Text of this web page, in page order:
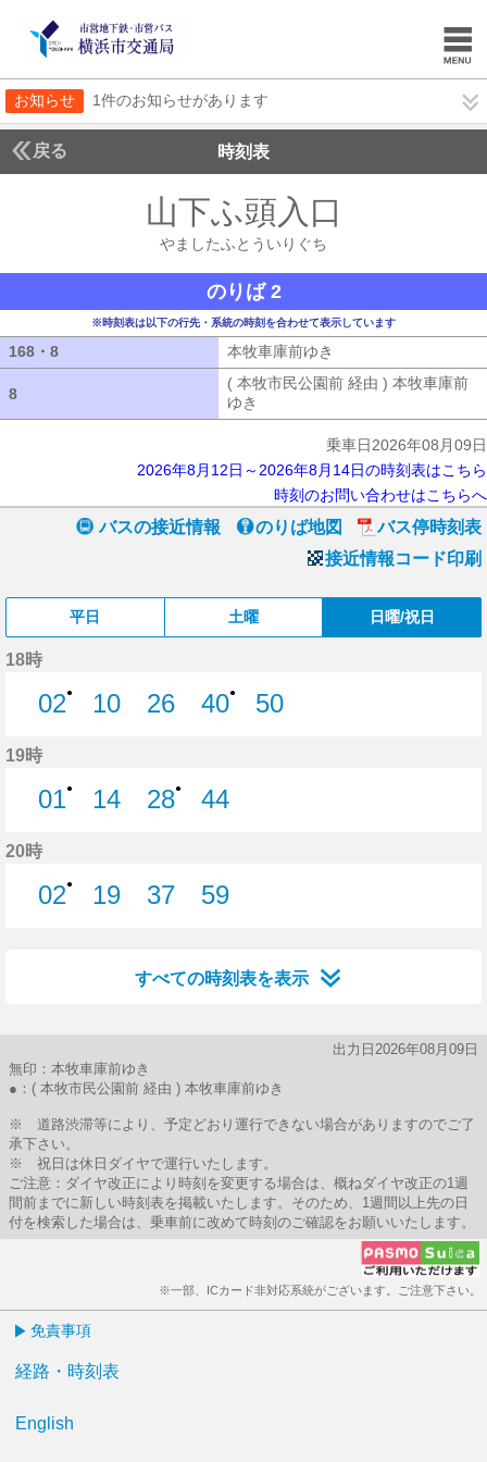
お知らせ 1件のお知らせがあります
戻る 時刻表
山下ふ頭入口
やましたふとういりぐち
のりば 2
※時刻表は以下の行先・系統の時刻を合わせて表示しています
168・8 本牧車庫前ゆき
8
( 本牧市民公園前 経由 ) 本牧車庫前
ゆき
乗車日2026年08月09日
2026年8月12日～2026年8月14日の時刻表はこちら
時刻のお問い合わせはこちらへ
バスの接近情報 のりば地図
バス停時刻表
接近情報コード印刷
平日 土曜 日曜/祝日
18時
02●
10
26
40●
50
19時
01●
14
28●
44
20時
02●
19
37
59
すべての時刻表を表示
出力日2026年08月09日
無印：本牧車庫前ゆき
●：( 本牧市民公園前 経由 ) 本牧車庫前ゆき
※ 道路渋滞等により、予定どおり運行できない場合がありますのでご了
承下さい。
※ 祝日は休日ダイヤで運行いたします。
ご注意：ダイヤ改正により時刻を変更する場合は、概ねダイヤ改正の1週
間前までに新しい時刻表を掲載いたします。そのため、1週間以上先の日
付を検索した場合は、乗車前に改めて時刻のご確認をお願いいたします。
※一部、ICカード非対応系統がございます。ご注意下さい。
免責事項
経路・時刻表
English